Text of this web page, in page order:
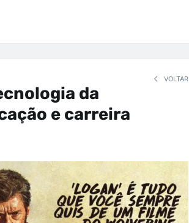
VOLTAR
da
e carreira